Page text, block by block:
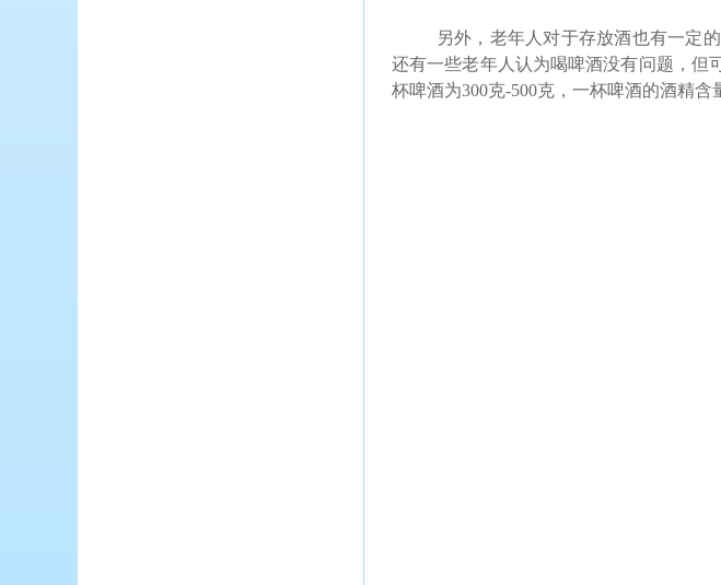
另外，老年人对于存放酒也有一定
还有一些老年人认为喝啤酒没有问题，但
杯啤酒为300克-500克，一杯啤酒的酒精含